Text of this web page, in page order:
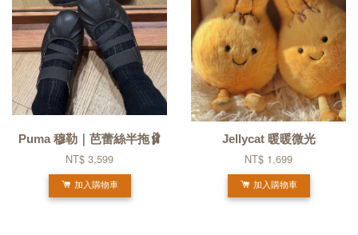
Puma 穆勒｜芭蕾絲半拖🩰
NT$ 3,599
加入購物車
Jellycat 暖暖微光
NT$ 1,699
加入購物車